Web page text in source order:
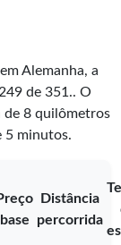
Alemanha, a
de 351.. O
de 8 quilômetros
5 minutos.
base
Distância
percorrida